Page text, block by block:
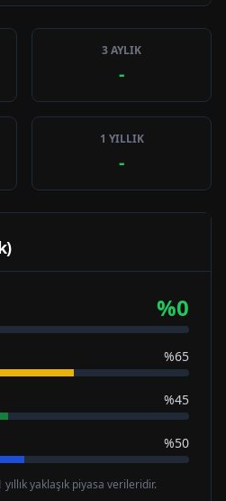
3 AYLIK
-
1 YILLIK
-
%0
%65
%45
%50
yaklaşık piyasa verileridir.